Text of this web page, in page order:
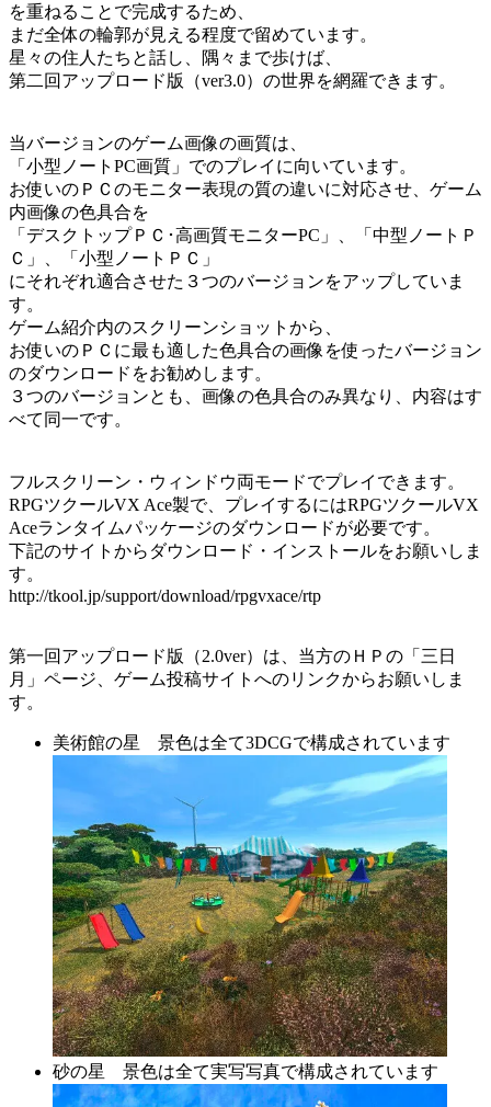
を重ねることで完成するため、
まだ全体の輪郭が見える程度で留めています。
星々の住人たちと話し、隅々まで歩けば、
第二回アップロード版（ver3.0）の世界を網羅できます。
当バージョンのゲーム画像の画質は、
「小型ノートPC画質」でのプレイに向いています。
お使いのＰＣのモニター表現の質の違いに対応させ、ゲーム
内画像の色具合を
「デスクトップＰＣ･高画質モニターPC」、「中型ノートＰ
Ｃ」、「小型ノートＰＣ」
にそれぞれ適合させた３つのバージョンをアップしていま
す。
ゲーム紹介内のスクリーンショットから、
お使いのＰＣに最も適した色具合の画像を使ったバージョン
のダウンロードをお勧めします。
３つのバージョンとも、画像の色具合のみ異なり、内容はす
べて同一です。
フルスクリーン・ウィンドウ両モードでプレイできます。
RPGツクールVX Ace製で、プレイするにはRPGツクールVX
Aceランタイムパッケージのダウンロードが必要です。
下記のサイトからダウンロード・インストールをお願いしま
す。
http://tkool.jp/support/download/rpgvxace/rtp
第一回アップロード版（2.0ver）は、当方のＨＰの「三日
月」ページ、ゲーム投稿サイトへのリンクからお願いしま
す。
美術館の星 景色は全て3DCGで構成されています
砂の星 景色は全て実写写真で構成されています